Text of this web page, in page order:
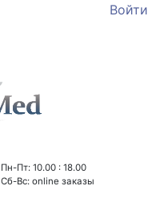
Войти
Пн-Пт: 10.00 : 18.00
Сб-Вс: online заказы